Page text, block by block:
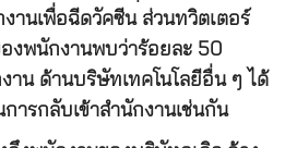
านเพื่อฉีดวัคซีน ส่วนทวิตเตอร์
งพนักงานพบว่าร้อยละ 50
าน ด้านบริษัทเทคโนโลยีอื่น ๆ ได้
ารกลับเข้าสำนักงานเช่นกัน